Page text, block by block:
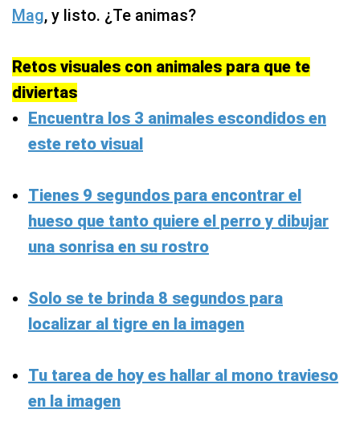
Mag, y listo. ¿Te animas?
Retos visuales con animales para que te
diviertas
Encuentra los 3 animales escondidos en
este reto visual
Tienes 9 segundos para encontrar el
hueso que tanto quiere el perro y dibujar
una sonrisa en su rostro
Solo se te brinda 8 segundos para
localizar al tigre en la imagen
Tu tarea de hoy es hallar al mono travieso
en la imagen